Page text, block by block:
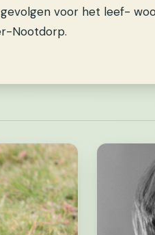
voor het leef-
Nootdorp.